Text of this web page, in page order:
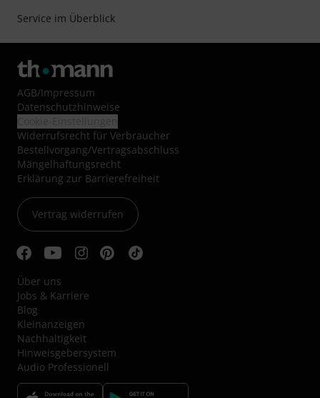
Service im Überblick
AGB/Impressum
Datenschutzhinweise
Widerrufsrecht für Verbraucher
Bestellvorgang/Vertragsabschluss
Mängelhaftungsrecht
Erklärung zur Barrierefreiheit
Vertrag widerrufen
Über uns
Jobs & Karriere
Blog
Kleinanzeigen
Nachhaltigkeit
Hinweisgebersystem
Audio Professionell